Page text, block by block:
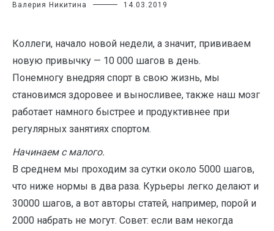
Валерия Никитина 14.03.2019
Коллеги, начало новой недели, а значит, прививаем
новую привычку — 10 000 шагов в день.
Понемногу внедряя спорт в свою жизнь, мы
становимся здоровее и выносливее, также наш мозг
работает намного быстрее и продуктивнее при
регулярных занятиях спортом.
Начинаем с малого.
В среднем мы проходим за сутки около 5000 шагов,
что ниже нормы в два раза. Курьеры легко делают и
30000 шагов, а вот авторы статей, например, порой и
2000 набрать не могут. Совет: если вам некогда